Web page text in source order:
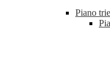
Piano